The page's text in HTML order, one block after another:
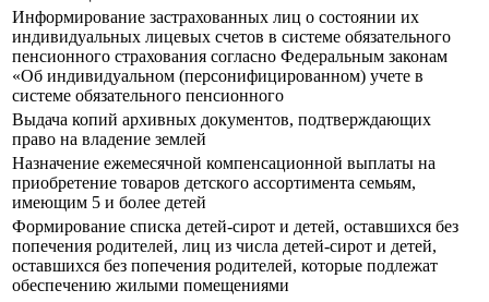
Информирование застрахованных лиц о состоянии их
индивидуальных лицевых счетов в системе обязательного
пенсионного страхования согласно Федеральным законам
«Об индивидуальном (персонифицированном) учете в
системе обязательного пенсионного
Выдача копий архивных документов, подтверждающих
право на владение землей
Назначение ежемесячной компенсационной выплаты на
приобретение товаров детского ассортимента семьям,
имеющим 5 и более детей
Формирование списка детей-сирот и детей, оставшихся без
попечения родителей, лиц из числа детей-сирот и детей,
оставшихся без попечения родителей, которые подлежат
обеспечению жилыми помещениями